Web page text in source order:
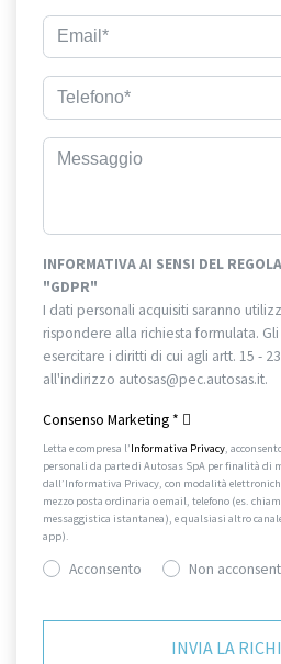
INFORMATIVA AI SENSI DEL
"GDPR"
I dati personali acquisiti saranno
rispondere alla richiesta formulata.
esercitare i diritti di cui agli artt. 15 -
all'indirizzo autosas@pec.autosas.it.
Consenso Marketing *
Letta e compresa l’Informativa Privacy,
personali da parte di Autosas SpA per finalità di
dall’Informativa Privacy, con modalità
mezzo posta ordinaria o email, telefono (es.
messaggistica istantanea), e qualsiasi altro
app).
Acconsento Non